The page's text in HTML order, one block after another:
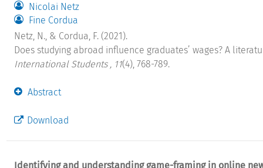
Nicolai Netz
Fine Cordua
Netz, N., & Cordua, F. (2021).
Does studying abroad influence graduates’ wages? A
International Students , 11(4), 768-789.
Abstract
Download
Identifying and understanding game-framing in online